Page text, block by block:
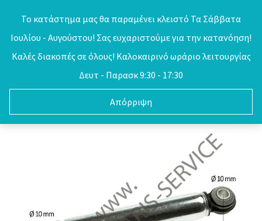
Το κατάστημα μας θα παραμένει κλειστό Τα Σάββατα
Ιουλίου - Αυγούστου! Σας ευχαριστούμε για την κατανόηση!
Καλές διακοπές σε όλους! Καλοκαιρινό ωράριο λειτουργίας
Δευτ - Παρασκ 9:30 - 17:30
Απόρριψη
0